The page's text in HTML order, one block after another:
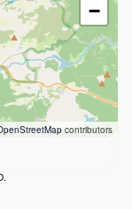
−
contributors